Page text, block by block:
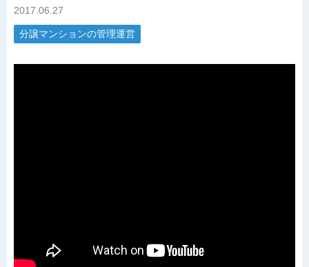
2017.06.27
分譲マンションの管理運営